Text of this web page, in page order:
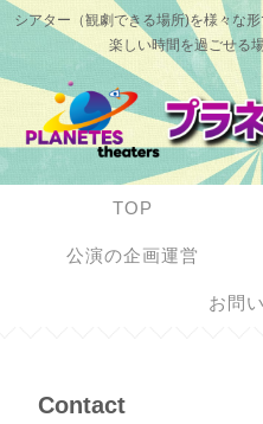
シアター（観劇できる場所)を様々な
楽しい時間を過ごせる
TOP
公演の企画運営
お問
Contact